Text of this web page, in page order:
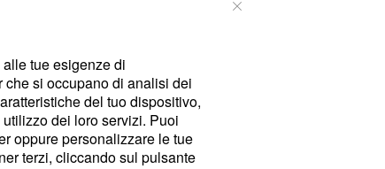
tue esigenze di
che si occupano di analisi dei
del tuo dispositivo,
dei loro servizi. Puoi
oppure personalizzare le tue
terzi, cliccando sul pulsante